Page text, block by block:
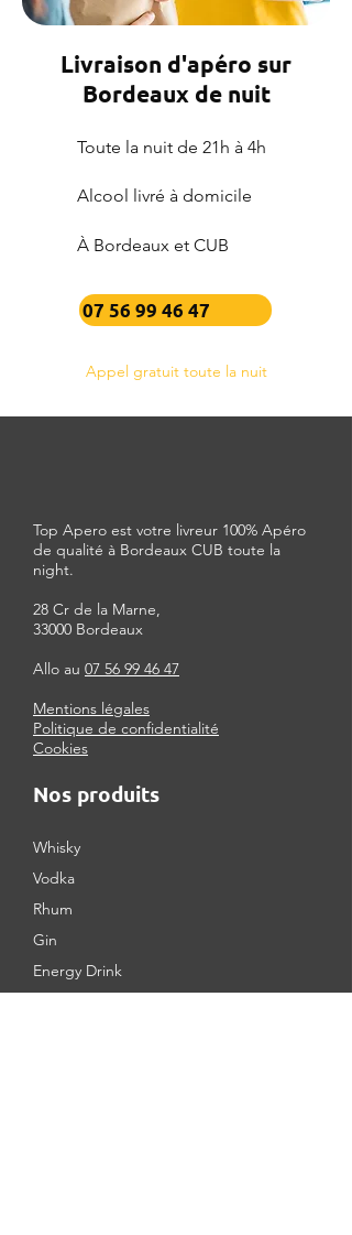
Livraison d'apéro sur
Bordeaux de nuit
Toute la nuit de 21h à 4h
Alcool livré à domicile
À Bordeaux et CUB
07 56 99 46 47
Appel gratuit toute la nuit
Top Apero est votre livreur 100% Apéro
de qualité à Bordeaux CUB toute la
night.
28 Cr de la Marne,
33000 Bordeaux
Allo au 07 56 99 46 47
Mentions légales
Politique de confidentialité
Cookies
Nos produits
Whisky
Vodka
Rhum
Gin
Energy Drink